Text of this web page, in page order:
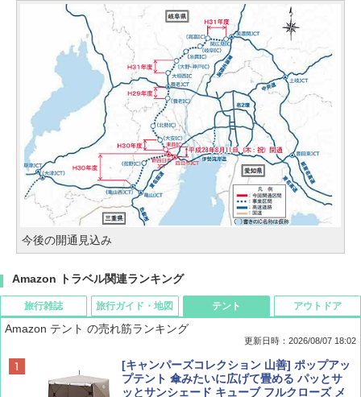
今後の開通見込み
Amazon トラベル関連ランキング
旅行雑誌
ディズニーファン ２０２６年 ９月号 [雑
誌] (ＤＩＳＮＥＹ ＦＡＮ)
旅行ガイド・地図
僕が見た未来【完全版】
￥0
テント
Amazon テント の売れ筋ランキング
更新日時：2026/08/07 18:02
[キャンパーズコレクション 山善] ポップアッ
プテント 傘みたいに広げて畳める パッとサ
ッとサンシェード キューブ フルクローズ メ
アウトドア